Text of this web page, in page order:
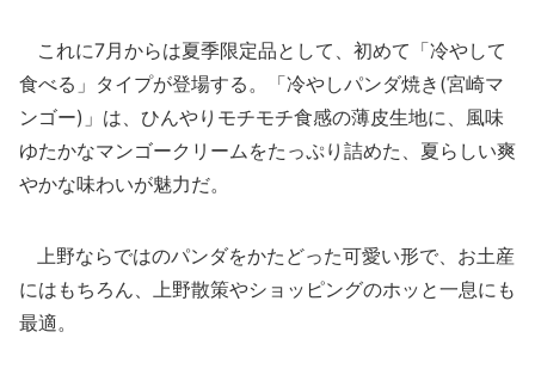
これに7月からは夏季限定品として、初めて「冷やして
食べる」タイプが登場する。「冷やしパンダ焼き(宮崎マ
ンゴー)」は、ひんやりモチモチ食感の薄皮生地に、風味
ゆたかなマンゴークリームをたっぷり詰めた、夏らしい爽
やかな味わいが魅力だ。
上野ならではのパンダをかたどった可愛い形で、お土産
にはもちろん、上野散策やショッピングのホッと一息にも
最適。